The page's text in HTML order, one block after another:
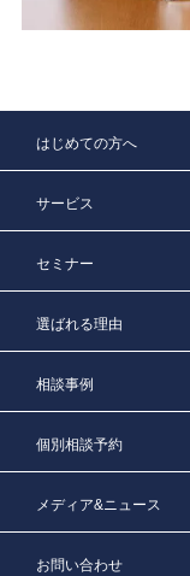
はじめての方へ
サービス
セミナー
選ばれる理由
相談事例
個別相談予約
メディア&ニュース
お問い合わせ